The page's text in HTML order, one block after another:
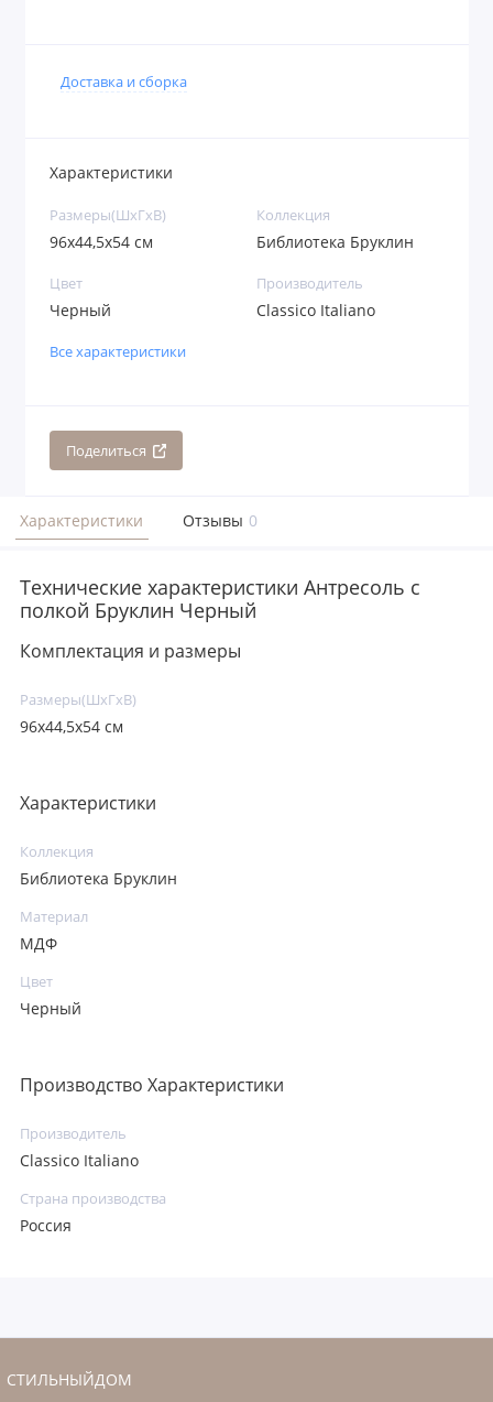
Доставка и сборка
Характеристики
Размеры(ШxГxВ)
96х44,5х54 см
Коллекция
Библиотека Бруклин
Цвет
Черный
Производитель
Classico Italiano
Все характеристики
Поделиться
Характеристики Отзывы 0
Технические характеристики Антресоль с
полкой Бруклин Черный
Комплектация и размеры
Размеры(ШxГxВ)
96х44,5х54 см
Характеристики
Коллекция
Библиотека Бруклин
Материал
МДФ
Цвет
Черный
Производство Характеристики
Производитель
Classico Italiano
Страна производства
Россия
СТИЛЬНЫЙДОМ